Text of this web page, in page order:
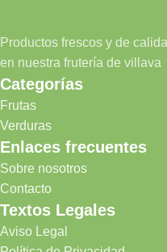
Productos frescos y de
en nuestra frutería de villava
Categorías
Frutas
Verduras
Enlaces frecuentes
Sobre nosotros
Contacto
Textos Legales
Aviso Legal